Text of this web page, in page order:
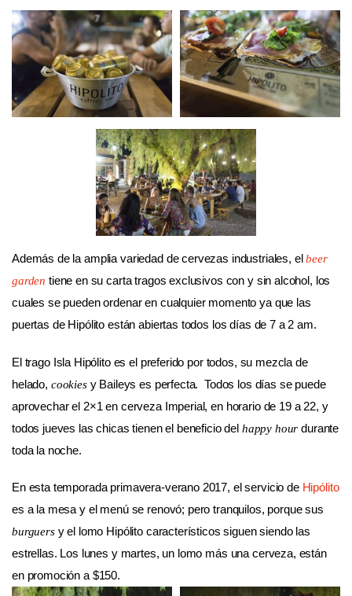
Además de la amplia variedad de cervezas industriales, elbeer
garden tiene en su carta tragos exclusivos con y sin alcohol, los
cuales se pueden ordenar en cualquier momento ya que las
puertas de Hipólito están abiertas todos los días de 7 a 2 am.
El trago Isla Hipólito es el preferido por todos, su mezcla de
helado, cookiesy Baileys es perfecta. Todos los días se puede
aprovechar el 2×1 en cerveza Imperial, en horario de 19 a 22, y
todos jueves las chicas tienen el beneficio del happy hour durante
toda la noche.
En esta temporada primavera-verano 2017, el servicio de Hipólito
es a la mesa y el menú se renovó; pero tranquilos, porque sus
burguersy el lomo Hipólito característicos siguen siendo las
estrellas. Los lunes y martes, un lomo más una cerveza, están
en promoción a $150.